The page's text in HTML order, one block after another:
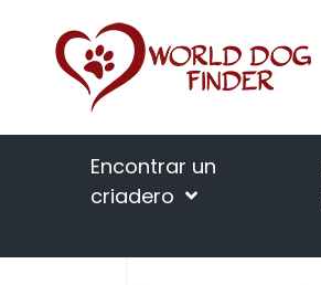
Encontrar un
criadero